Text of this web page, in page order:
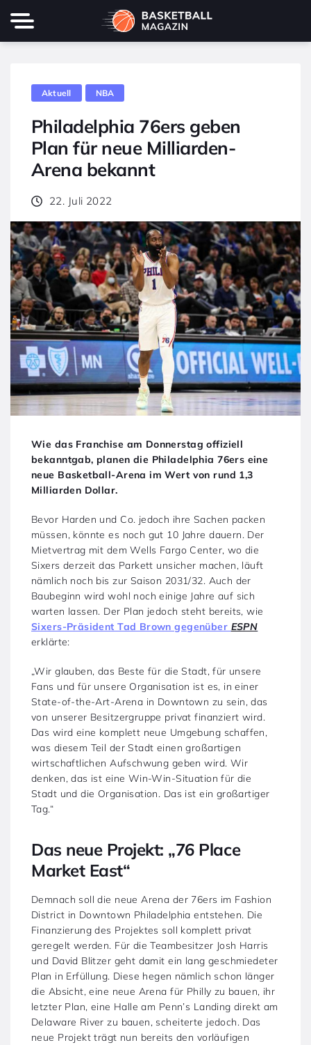
Aktuell NBA
Philadelphia 76ers geben
Plan für neue Milliarden-
Arena bekannt
22. Juli 2022
Wie das Franchise am Donnerstag offiziell
bekanntgab, planen die Philadelphia 76ers eine
neue Basketball-Arena im Wert von rund 1,3
Milliarden Dollar.
Bevor Harden und Co. jedoch ihre Sachen packen
müssen, könnte es noch gut 10 Jahre dauern. Der
Mietvertrag mit dem Wells Fargo Center, wo die
Sixers derzeit das Parkett unsicher machen, läuft
nämlich noch bis zur Saison 2031/32. Auch der
Baubeginn wird wohl noch einige Jahre auf sich
warten lassen. Der Plan jedoch steht bereits, wie
Sixers-Präsident Tad Brown gegenüber ESPN
erklärte:
„Wir glauben, das Beste für die Stadt, für unsere
Fans und für unsere Organisation ist es, in einer
State-of-the-Art-Arena in Downtown zu sein, das
von unserer Besitzergruppe privat finanziert wird.
Das wird eine komplett neue Umgebung schaffen,
was diesem Teil der Stadt einen großartigen
wirtschaftlichen Aufschwung geben wird. Wir
denken, das ist eine Win-Win-Situation für die
Stadt und die Organisation. Das ist ein großartiger
Tag.“
Das neue Projekt: „76 Place
Market East“
Demnach soll die neue Arena der 76ers im Fashion
District in Downtown Philadelphia entstehen. Die
Finanzierung des Projektes soll komplett privat
geregelt werden. Für die Teambesitzer Josh Harris
und David Blitzer geht damit ein lang geschmiedeter
Plan in Erfüllung. Diese hegen nämlich schon länger
die Absicht, eine neue Arena für Philly zu bauen, ihr
letzter Plan, eine Halle am Penn’s Landing direkt am
Delaware River zu bauen, scheiterte jedoch. Das
neue Projekt trägt nun bereits den vorläufigen